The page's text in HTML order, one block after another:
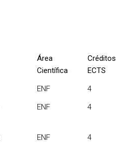
Área
Científica
Créditos
ECTS
ENF
4
ENF 4
ENF 4